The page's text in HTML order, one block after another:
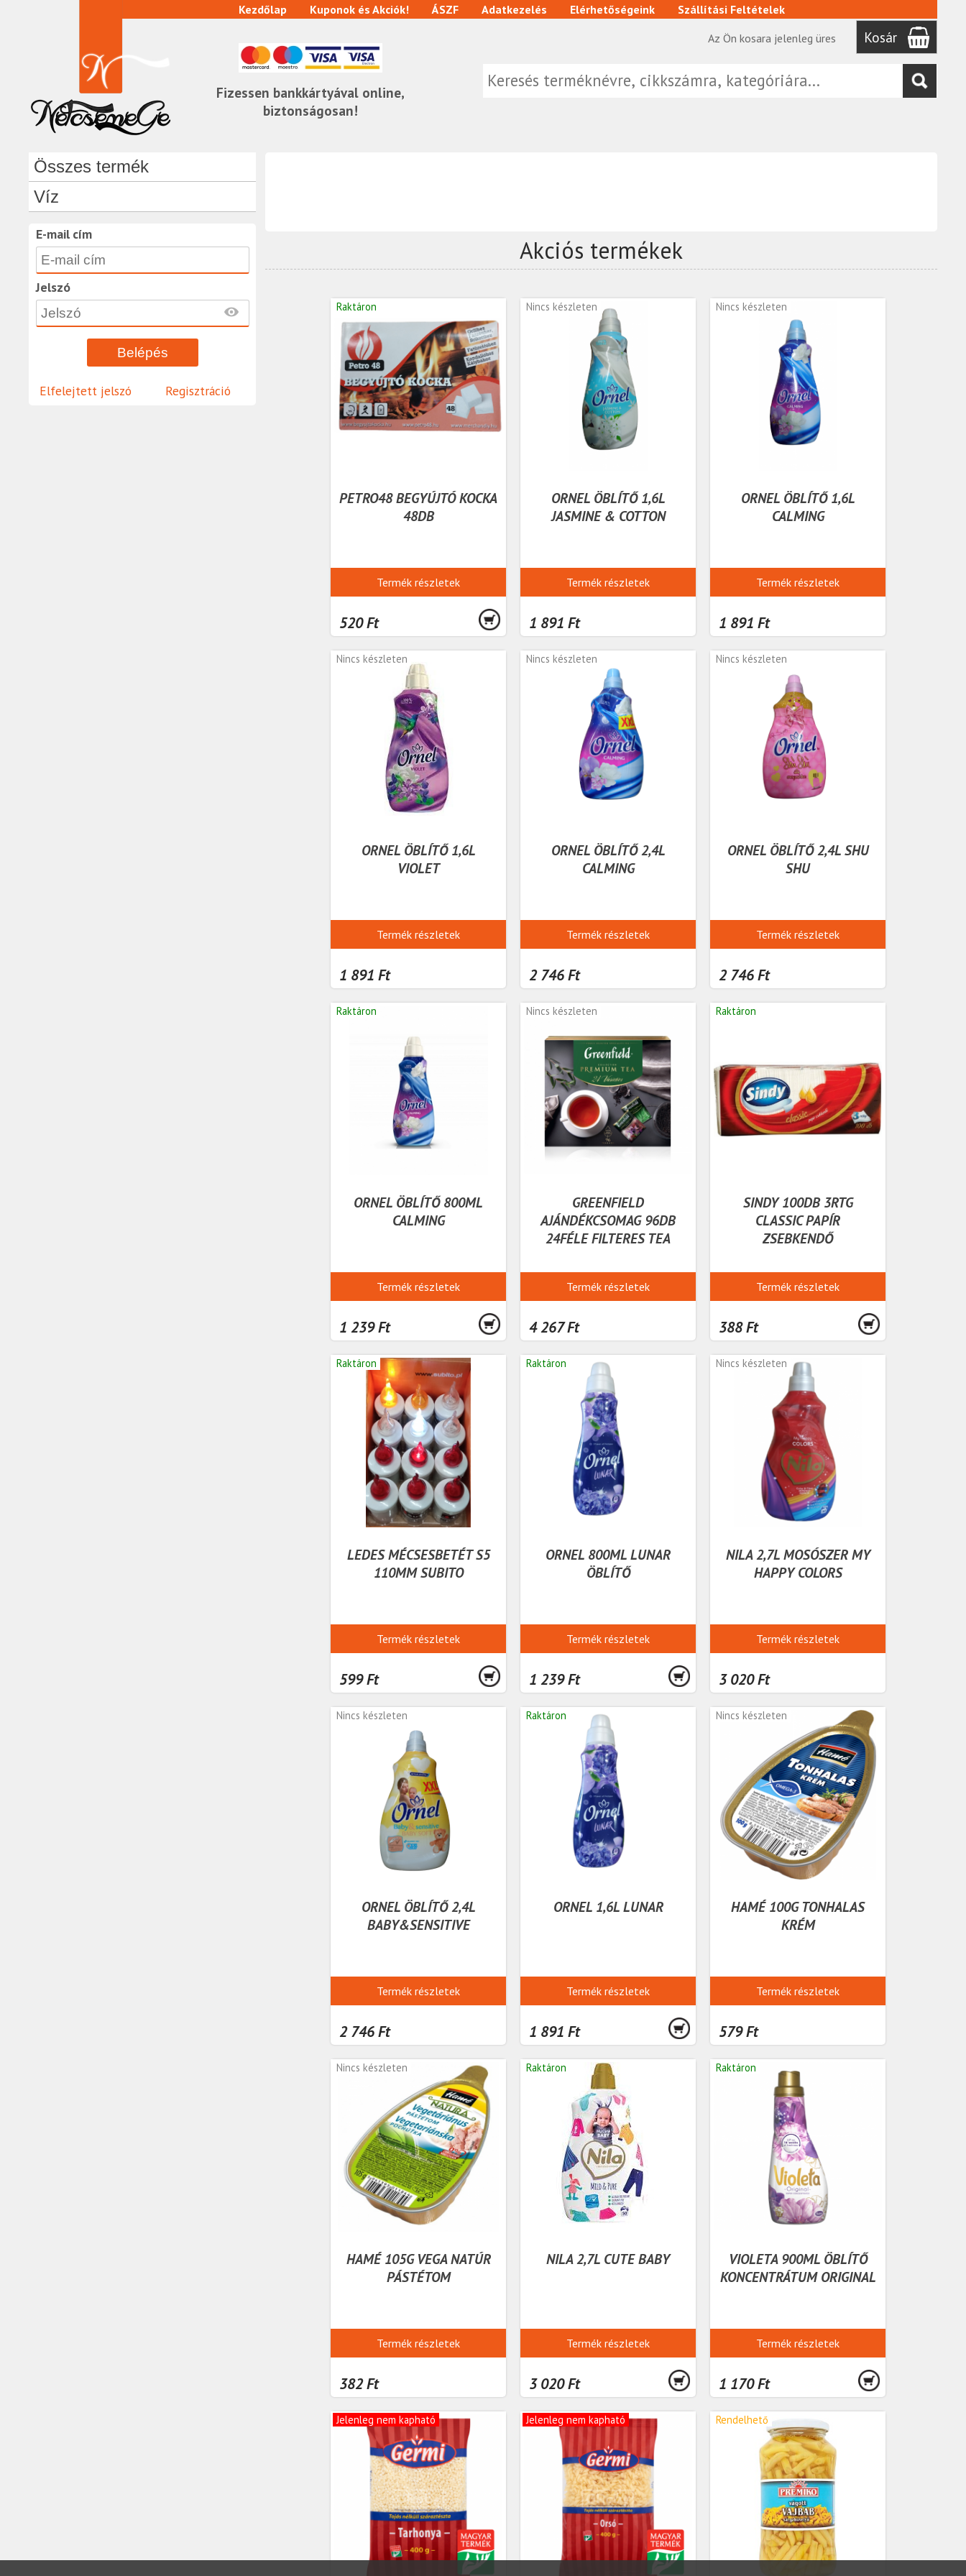
Fizessen bankkártyával online,
biztonságosan!
Kezdőlap Kuponok és Akciók! ÁSZF Adatkezelés Elérhetőségeink
Szállítási Feltételek
Az Ön kosara jelenleg üres
Kosár
Összes termék
Víz
E-mail cím
Jelszó
Elfelejtett jelszó Regisztráció
Akciós termékek
Raktáron
PETRO48 BEGYÚJTÓ KOCKA
48DB
Termék részletek
520 Ft
Nincs készleten
ORNEL ÖBLÍTŐ 1,6L
JASMINE & COTTON
Termék részletek
1 891 Ft
Nincs készleten
ORNEL ÖBLÍTŐ 1,6L
CALMING
Termék részletek
1 891 Ft
Nincs készleten
ORNEL ÖBLÍTŐ 1,6L
VIOLET
Termék részletek
1 891 Ft
Nincs készleten
ORNEL ÖBLÍTŐ 2,4L
CALMING
Termék részletek
2 746 Ft
Nincs készleten
ORNEL ÖBLÍTŐ 2,4L SHU
SHU
Termék részletek
2 746 Ft
Raktáron
ORNEL ÖBLÍTŐ 800ML
CALMING
Termék részletek
1 239 Ft
Nincs készleten
GREENFIELD
AJÁNDÉKCSOMAG 96DB
24FÉLE FILTERES TEA
Termék részletek
4 267 Ft
Raktáron
SINDY 100DB 3RTG
CLASSIC PAPÍR
ZSEBKENDŐ
Termék részletek
388 Ft
Raktáron
LEDES MÉCSESBETÉT S5
110MM SUBITO
Termék részletek
599 Ft
Raktáron
ORNEL 800ML LUNAR
ÖBLÍTŐ
Termék részletek
1 239 Ft
Nincs készleten
NILA 2,7L MOSÓSZER MY
HAPPY COLORS
Termék részletek
3 020 Ft
Nincs készleten
ORNEL ÖBLÍTŐ 2,4L
BABY&SENSITIVE
Termék részletek
2 746 Ft
Raktáron
ORNEL 1,6L LUNAR
Termék részletek
1 891 Ft
Nincs készleten
HAMÉ 100G TONHALAS
KRÉM
Termék részletek
579 Ft
Nincs készleten
HAMÉ 105G VEGA NATÚR
PÁSTÉTOM
Termék részletek
382 Ft
Raktáron
NILA 2,7L CUTE BABY
Termék részletek
3 020 Ft
Raktáron
VIOLETA 900ML ÖBLÍTŐ
KONCENTRÁTUM ORIGINAL
Termék részletek
1 170 Ft
Jelenleg nem kapható Jelenleg nem kapható Rendelhető